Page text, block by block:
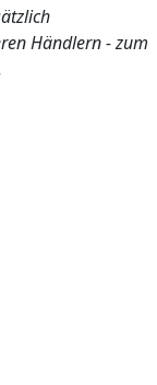
Händlern - zum